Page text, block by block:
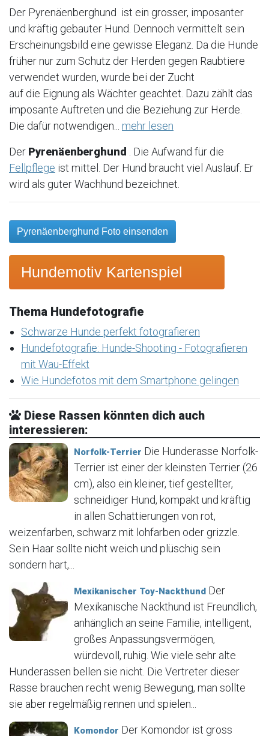
Der Pyrenäenberghund ist ein grosser, imposanter
und kräftig gebauter Hund. Dennoch vermittelt sein
Erscheinungsbild eine gewisse Eleganz. Da die Hunde
früher nur zum Schutz der Herden gegen Raubtiere
verwendet wurden, wurde bei der Zucht
auf die Eignung als Wächter geachtet. Dazu zählt das
imposante Auftreten und die Beziehung zur Herde.
Die dafür notwendigen... mehr lesen
Der Pyrenäenberghund
. Die Aufwand für die
Fellpflege ist mittel. Der Hund braucht viel Auslauf. Er
wird als guter Wachhund bezeichnet.
Pyrenäenberghund Foto einsenden
Hundemotiv Kartenspiel
Thema Hundefotografie
Schwarze Hunde perfekt fotografieren
Hundefotografie: Hunde-Shooting - Fotografieren
mit Wau-Effekt
Wie Hundefotos mit dem Smartphone gelingen
Diese Rassen könnten dich auch
interessieren:
Norfolk-Terrier Die Hunderasse Norfolk-
Terrier ist einer der kleinsten Terrier (26
cm), also ein kleiner, tief gestellter,
schneidiger Hund, kompakt und kräftig
in allen Schattierungen von rot,
weizenfarben, schwarz mit lohfarben oder grizzle.
Sein Haar sollte nicht weich und plüschig sein
sondern hart,...
Mexikanischer Toy-Nackthund Der
Mexikanische Nackthund ist Freundlich,
anhänglich an seine Familie, intelligent,
großes Anpassungsvermögen,
würdevoll, ruhig. Wie viele sehr alte
Hunderassen bellen sie nicht. Die Vertreter dieser
Rasse brauchen recht wenig Bewegung, man sollte
sie aber regelmäßig rennen und spielen...
Komondor Der Komondor ist gross